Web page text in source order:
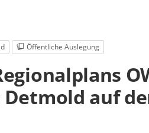
Öffentliche Auslegung
auf